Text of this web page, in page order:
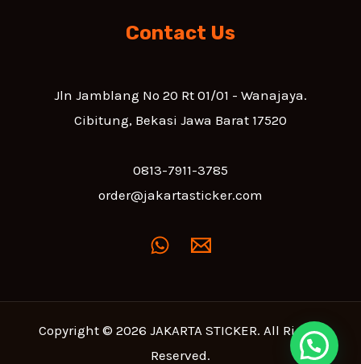
Contact Us
Jln Jamblang No 20 Rt 01/01 - Wanajaya.
Cibitung, Bekasi Jawa Barat 17520
0813-7911-3785
order@jakartasticker.com
Copyright © 2026 JAKARTA STICKER. All Rights
Reserved.